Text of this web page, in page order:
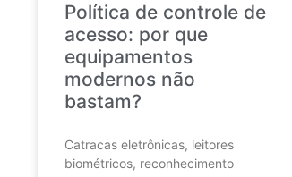
Política de controle de
acesso: por que
equipamentos
modernos não
bastam?
Catracas eletrônicas, leitores
biométricos, reconhecimento